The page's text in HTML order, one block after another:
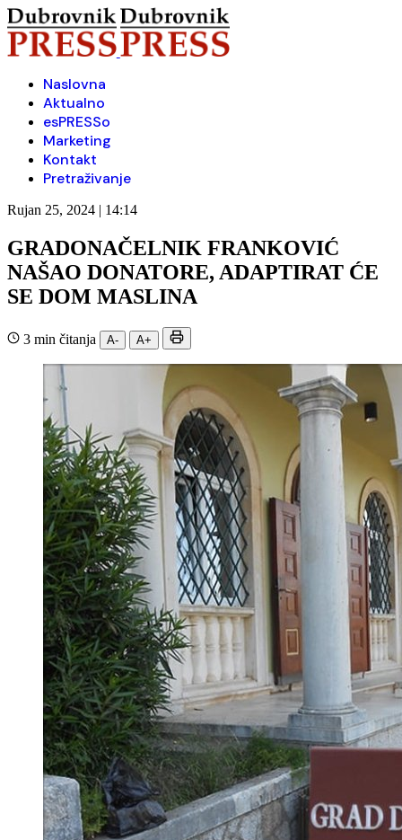
Naslovna
Aktualno
esPRESSo
Marketing
Kontakt
Pretraživanje
Rujan 25, 2024 | 14:14
GRADONAČELNIK FRANKOVIĆ
NAŠAO DONATORE, ADAPTIRAT ĆE
SE DOM MASLINA
3 min čitanja A- A+